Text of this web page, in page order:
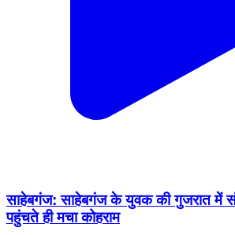
साहेबगंज: साहेबगंज के युवक की गुजरात में
पहुंचते ही मचा कोहराम